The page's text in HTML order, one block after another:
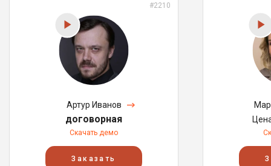
#2210
Артур Иванов
договорная
Скачать демо
Заказать